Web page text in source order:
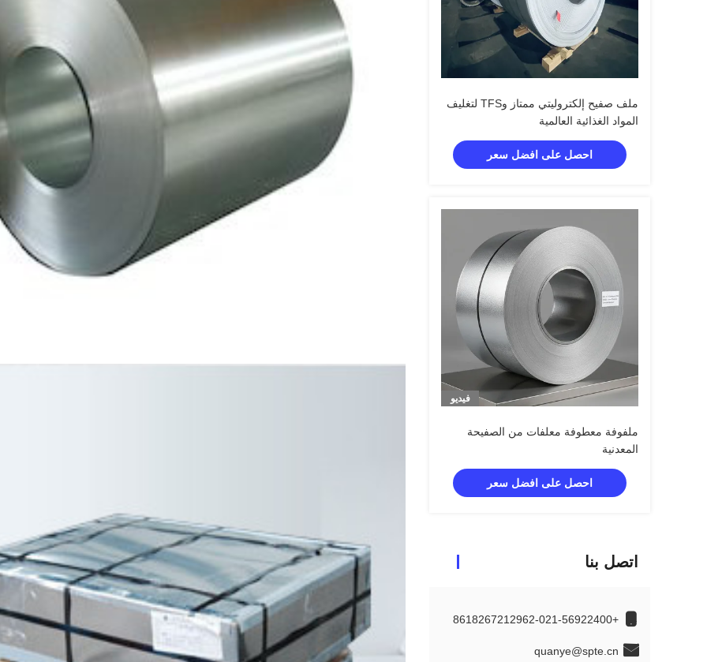
ملف صفيح إلكتروليتي ممتاز وTFS لتغليف
المواد الغذائية العالمية
احصل على افضل سعر
فيديو
ملفوفة معطوفة معلفات من الصفيحة
المعدنية
احصل على افضل سعر
اتصل بنا
+8618267212962-021-56922400
quanye@spte.cn